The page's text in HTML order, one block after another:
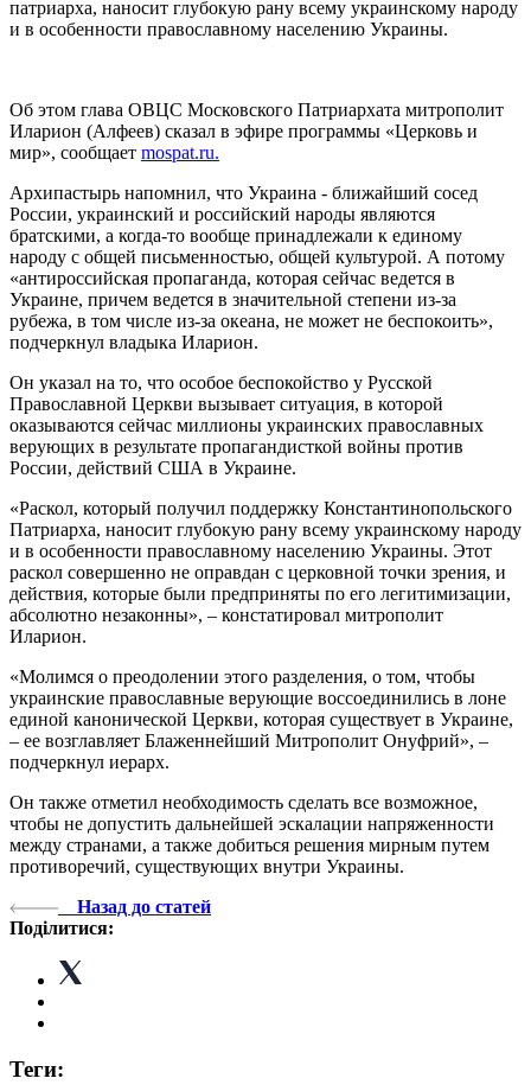
патриарха, наносит глубокую рану всему украинскому народу
и в особенности православному населению Украины.
Об этом глава ОВЦС Московского Патриархата митрополит
Иларион (Алфеев) сказал в эфире программы «Церковь и
мир», сообщает mospat.ru.
Архипастырь напомнил, что Украина - ближайший сосед
России, украинский и российский народы являются
братскими, а когда-то вообще принадлежали к единому
народу с общей письменностью, общей культурой. А потому
«антироссийская пропаганда, которая сейчас ведется в
Украине, причем ведется в значительной степени из-за
рубежа, в том числе из-за океана, не может не беспокоить»,
подчеркнул владыка Иларион.
Он указал на то, что особое беспокойство у Русской
Православной Церкви вызывает ситуация, в которой
оказываются сейчас миллионы украинских православных
верующих в результате пропагандисткой войны против
России, действий США в Украине.
«Раскол, который получил поддержку Константинопольского
Патриарха, наносит глубокую рану всему украинскому народу
и в особенности православному населению Украины. Этот
раскол совершенно не оправдан с церковной точки зрения, и
действия, которые были предприняты по его легитимизации,
абсолютно незаконны», – констатировал митрополит
Иларион.
«Молимся о преодолении этого разделения, о том, чтобы
украинские православные верующие воссоединились в лоне
единой канонической Церкви, которая существует в Украине,
– ее возглавляет Блаженнейший Митрополит Онуфрий», –
подчеркнул иерарх.
Он также отметил необходимость сделать все возможное,
чтобы не допустить дальнейшей эскалации напряженности
между странами, а также добиться решения мирным путем
противоречий, существующих внутри Украины.
Назад до статей
Поділитися:
Теги: